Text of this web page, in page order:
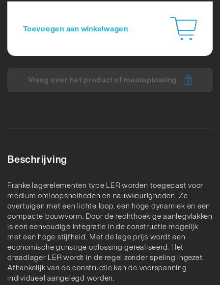
Toevoegen aan winkelwagen
Vraag over het product of maatoplossing
Beschrijving
Franke lagerelementen type LER worden toegepast voor
medium omloopsnelheden en nauwkeurigheden. Ze
overtuigen met een lichte loop, een hoge dynamiek en een
compacte bouwvorm. Door de rechthoekige aanlegvlakken
is een eenvoudige integratie in de constructie mogelijk
met een hoge stijfheid. Met de lage prijs wordt een
economische gunstige oplossing gerealiseerd. Het
draadlager LER wordt in de regel zonder speling ingezet.
Afhankelijk van de constructie kan de voorspanning
individueel aangelegd worden.